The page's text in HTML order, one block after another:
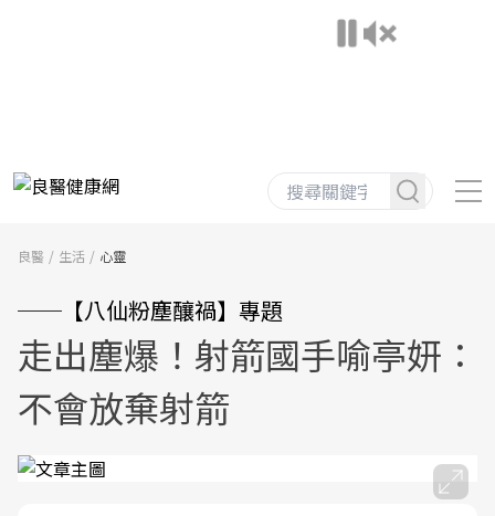
良醫 生活 心靈
──【八仙粉塵釀禍】專題
走出塵爆！射箭國手喻亭妍：
不會放棄射箭